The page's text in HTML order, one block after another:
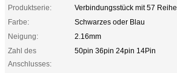
Produktserie:
Verbindungsstück mit 57
Farbe:
Schwarzes oder Blau
Neigung:
2.16mm
Zahl des
Anschlusses:
50pin 36pin 24pin 14Pin